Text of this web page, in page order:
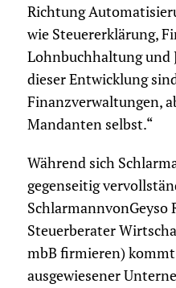
Richtung
wie Steuererklärung,
Lohnbuchhaltung und
dieser Entwicklung
Finanzverwaltungen,
Mandanten selbst.“
Während sich
gegenseitig
SchlarmannvonGeyso
Steuerberater
mbB firmieren)
ausgewiesener